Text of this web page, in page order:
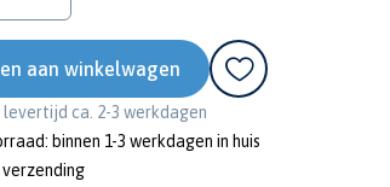
aan winkelwagen
ca. 2-3 werkdagen
binnen 1-3 werkdagen in huis